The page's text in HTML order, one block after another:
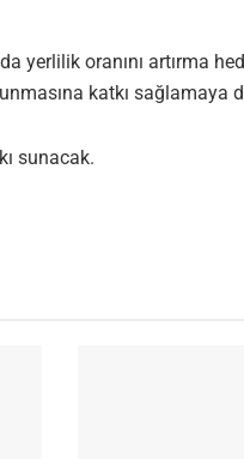
yerlilik oranını artırma
katkı sağlamaya
sunacak.